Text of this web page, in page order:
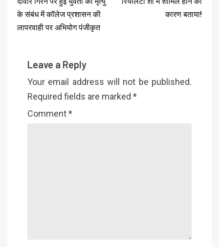
के संबंध में कॉलेज प्रशासन की
लापरवाही पर अभियोग पंजीकृत
कारण बताया!
Leave a Reply
Your email address will not be published.
Required fields are marked *
Comment*